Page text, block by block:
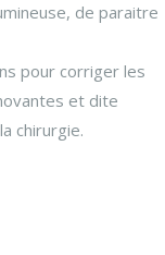
de paraitre
pour corriger les
et dite
chirurgie.